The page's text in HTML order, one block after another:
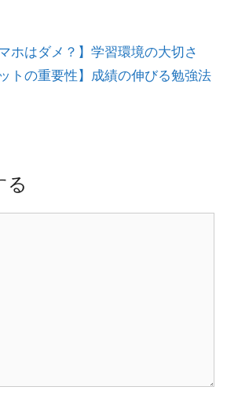
ホはダメ？】学習環境の大切さ
トの重要性】成績の伸びる勉強法
る